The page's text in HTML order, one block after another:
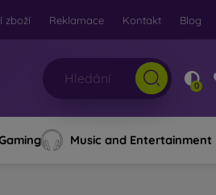
zboží Reklamace Kontakt Blog
0
Music and Entertainment